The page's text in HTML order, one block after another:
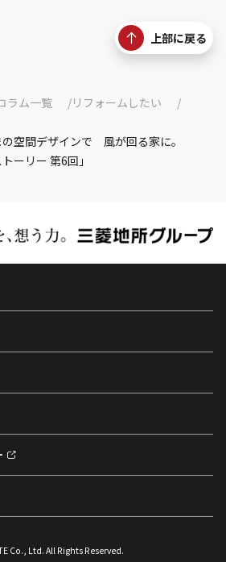
上部に戻る
ラム一覧
リフォームしたい
の空間デザインで 風が回る家に。
ーリー 第6回」
Co., Ltd. All Rights Reserved.